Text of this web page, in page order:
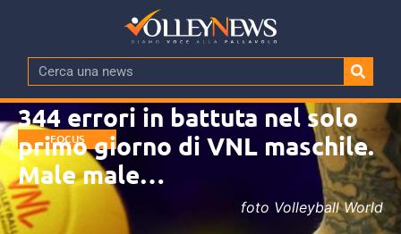
FOCUS
344 errori in battuta nel solo
primo giorno di VNL maschile.
Male male…
foto Volleyball World